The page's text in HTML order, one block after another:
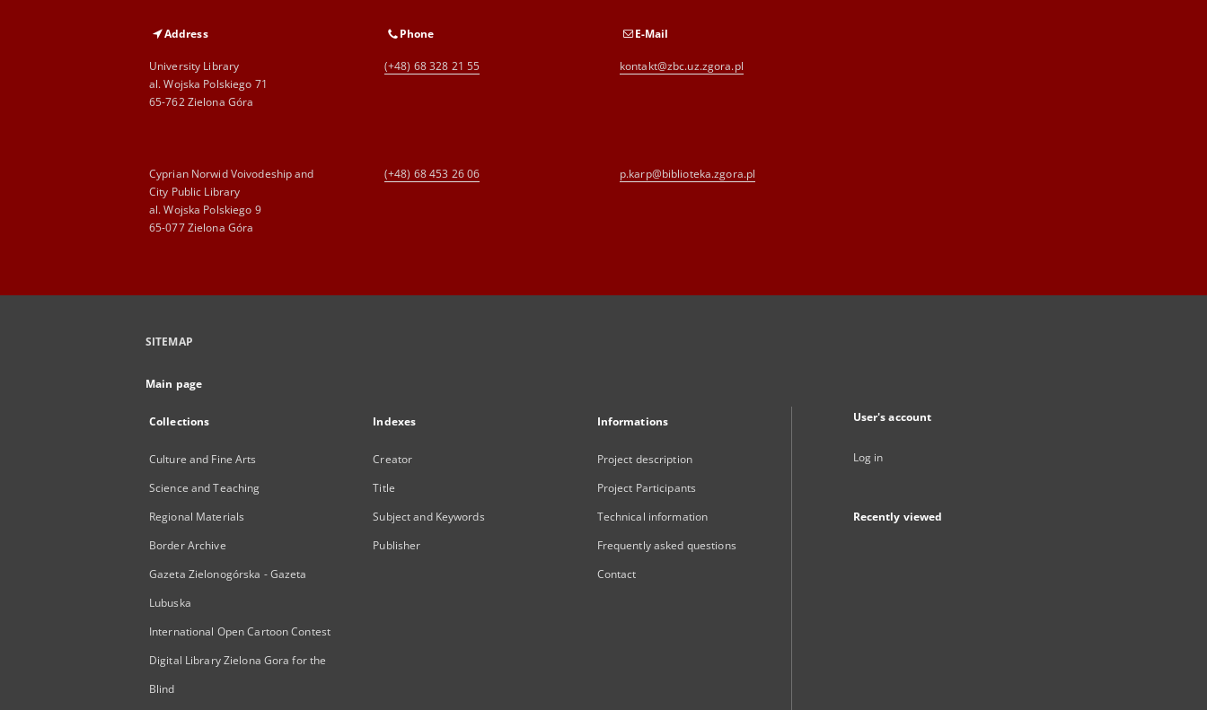
Address
University Library
al. Wojska Polskiego 71
65-762 Zielona Góra
Phone
(+48) 68 328 21 55
E-Mail
kontakt@zbc.uz.zgora.pl
Cyprian Norwid Voivodeship and
City Public Library
al. Wojska Polskiego 9
65-077 Zielona Góra
(+48) 68 453 26 06 p.karp@biblioteka.zgora.pl
SITEMAP
Main page
Collections
Culture and Fine Arts
Science and Teaching
Regional Materials
Border Archive
Gazeta Zielonogórska - Gazeta
Lubuska
International Open Cartoon Contest
Digital Library Zielona Gora for the
Blind
Indexes
Creator
Title
Subject and Keywords
Publisher
Informations
Project description
Project Participants
Technical information
Frequently asked questions
Contact
User's account
Log in
Recently viewed